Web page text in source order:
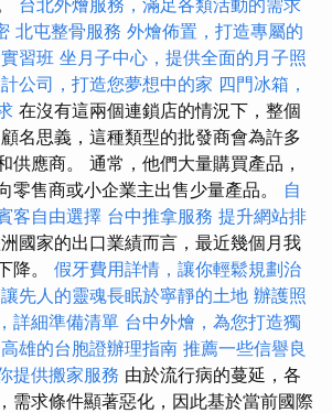
台北外燴服務，滿足各類活動的需求
北屯整骨服務 外燴佈置，打造專屬的
習班 坐月子中心，提供全面的月子照
公司，打造您夢想中的家 四門冰箱，
在沒有這兩個連鎖店的情況下，整個
名思義，這種類型的批發商會為許多
供應商。 通常，他們大量購買產品，
零售商或小企業主出售少量產品。 自
客自由選擇 台中推拿服務 提升網站排
國家的出口業績而言，最近幾個月我
降。 假牙費用詳情，讓你輕鬆規劃治
先人的靈魂長眠於寧靜的土地 辦護照
詳細準備清單 台中外燴，為您打造獨
高雄的台胞證辦理指南 推薦一些信譽良
提供搬家服務 由於流行病的蔓延，各
需求條件顯著惡化，因此基於當前國際